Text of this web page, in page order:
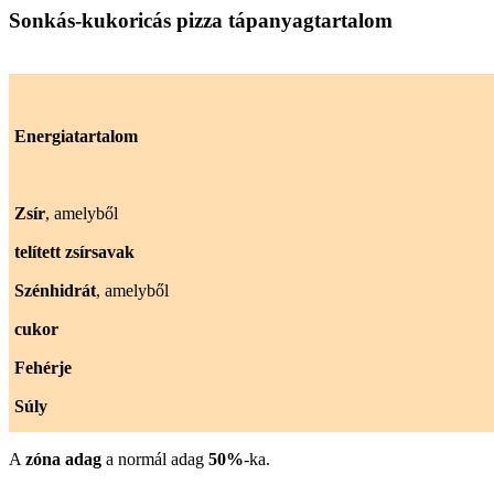
Sonkás-kukoricás pizza tápanyagtartalom
Energiatartalom
Zsír, amelyből
telített zsírsavak
Szénhidrát, amelyből
cukor
Fehérje
Súly
A zóna adag a normál adag 50%-ka.